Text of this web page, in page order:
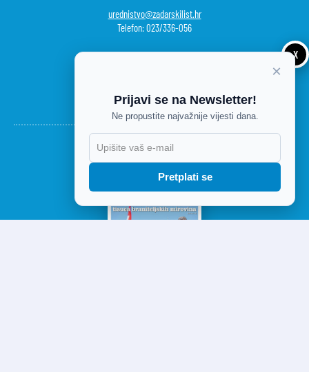
urednistvo@zadarskilist.hr
Telefon: 023/336-056
X
×
Prijavi se na Newsletter!
Ne propustite najvažnije vijesti dana.
Pretplati se